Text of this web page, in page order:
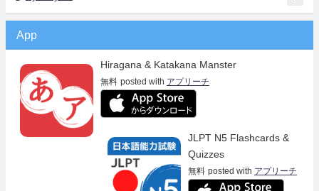
App
Hiragana & Katakana Manster
無料 posted with アプリーチ
JLPT N5 Flashcards &
Quizzes
無料 posted with アプリーチ